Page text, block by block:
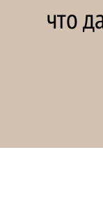
что